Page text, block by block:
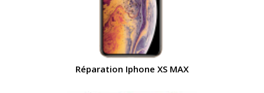
Réparation Iphone XS MAX